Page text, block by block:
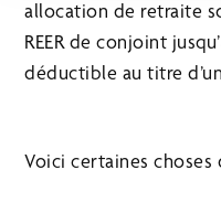
allocation de retraite
REER de conjoint
déductible au titre d’un
Voici certaines